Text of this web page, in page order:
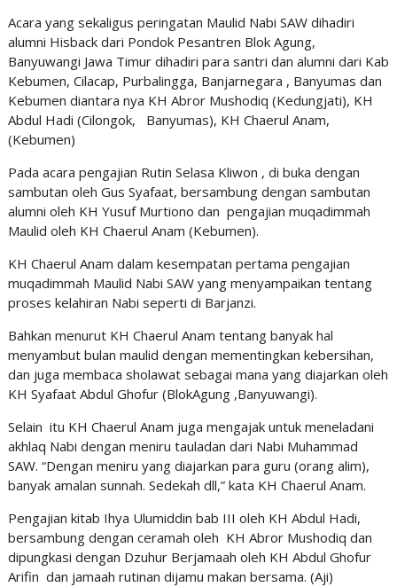
Acara yang sekaligus peringatan Maulid Nabi SAW dihadiri
alumni Hisback dari Pondok Pesantren Blok Agung,
Banyuwangi Jawa Timur dihadiri para santri dan alumni dari Kab
Kebumen, Cilacap, Purbalingga, Banjarnegara , Banyumas dan
Kebumen diantara nya KH Abror Mushodiq (Kedungjati), KH
Abdul Hadi (Cilongok, Banyumas), KH Chaerul Anam,
(Kebumen)
Pada acara pengajian Rutin Selasa Kliwon , di buka dengan
sambutan oleh Gus Syafaat, bersambung dengan sambutan
alumni oleh KH Yusuf Murtiono dan pengajian muqadimmah
Maulid oleh KH Chaerul Anam (Kebumen).
KH Chaerul Anam dalam kesempatan pertama pengajian
muqadimmah Maulid Nabi SAW yang menyampaikan tentang
proses kelahiran Nabi seperti di Barjanzi.
Bahkan menurut KH Chaerul Anam tentang banyak hal
menyambut bulan maulid dengan mementingkan kebersihan,
dan juga membaca sholawat sebagai mana yang diajarkan oleh
KH Syafaat Abdul Ghofur (BlokAgung ,Banyuwangi).
Selain itu KH Chaerul Anam juga mengajak untuk meneladani
akhlaq Nabi dengan meniru tauladan dari Nabi Muhammad
SAW. “Dengan meniru yang diajarkan para guru (orang alim),
banyak amalan sunnah. Sedekah dll,” kata KH Chaerul Anam.
Pengajian kitab Ihya Ulumiddin bab III oleh KH Abdul Hadi,
bersambung dengan ceramah oleh KH Abror Mushodiq dan
dipungkasi dengan Dzuhur Berjamaah oleh KH Abdul Ghofur
Arifin dan jamaah rutinan dijamu makan bersama. (Aji)